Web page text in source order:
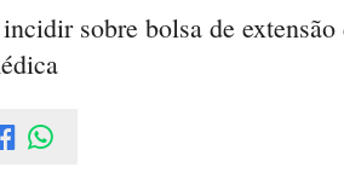
sobre bolsa de